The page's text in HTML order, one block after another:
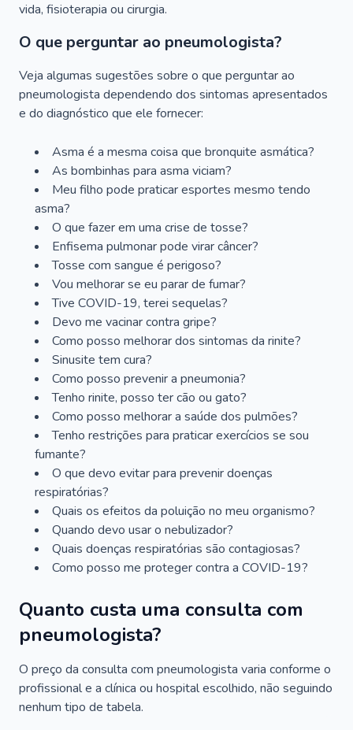
vida, fisioterapia ou cirurgia.
O que perguntar ao pneumologista?
Veja algumas sugestões sobre o que perguntar ao
pneumologista dependendo dos sintomas apresentados
e do diagnóstico que ele fornecer:
Asma é a mesma coisa que bronquite asmática?
As bombinhas para asma viciam?
Meu filho pode praticar esportes mesmo tendo
asma?
O que fazer em uma crise de tosse?
Enfisema pulmonar pode virar câncer?
Tosse com sangue é perigoso?
Vou melhorar se eu parar de fumar?
Tive COVID-19, terei sequelas?
Devo me vacinar contra gripe?
Como posso melhorar dos sintomas da rinite?
Sinusite tem cura?
Como posso prevenir a pneumonia?
Tenho rinite, posso ter cão ou gato?
Como posso melhorar a saúde dos pulmões?
Tenho restrições para praticar exercícios se sou
fumante?
O que devo evitar para prevenir doenças
respiratórias?
Quais os efeitos da poluição no meu organismo?
Quando devo usar o nebulizador?
Quais doenças respiratórias são contagiosas?
Como posso me proteger contra a COVID-19?
Quanto custa uma consulta com
pneumologista?
O preço da consulta com pneumologista varia conforme o
profissional e a clínica ou hospital escolhido, não seguindo
nenhum tipo de tabela.